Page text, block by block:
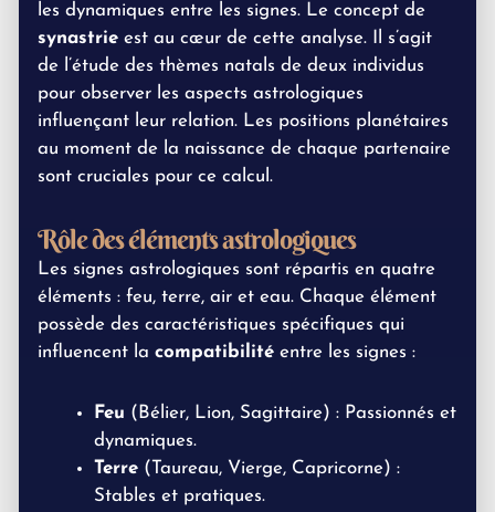
les dynamiques entre les signes. Le concept de
synastrie est au cœur de cette analyse. Il s’agit
de l’étude des thèmes natals de deux individus
pour observer les aspects astrologiques
influençant leur relation. Les positions planétaires
au moment de la naissance de chaque partenaire
sont cruciales pour ce calcul.
Rôle des éléments astrologiques
Les signes astrologiques sont répartis en quatre
éléments : feu, terre, air et eau. Chaque élément
possède des caractéristiques spécifiques qui
influencent la compatibilité entre les signes :
Feu (Bélier, Lion, Sagittaire) : Passionnés et
dynamiques.
Terre (Taureau, Vierge, Capricorne) :
Stables et pratiques.